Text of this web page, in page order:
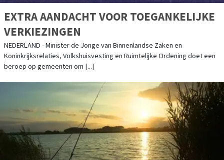
EXTRA AANDACHT VOOR TOEGANKELIJKE
VERKIEZINGEN
NEDERLAND - Minister de Jonge van Binnenlandse Zaken en
Koninkrijksrelaties, Volkshuisvesting en Ruimtelijke Ordening doet een
beroep op gemeenten om [...]